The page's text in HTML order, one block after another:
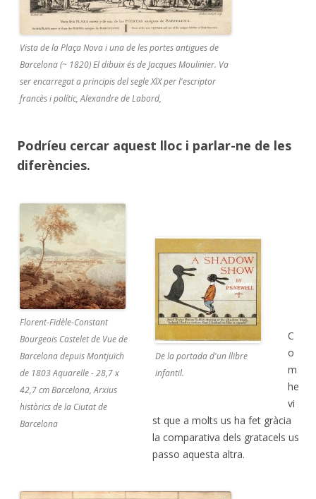
Vista de la Plaça Nova i una de les portes antigues de
Barcelona (~ 1820) El dibuix és de Jacques Moulinier. Va
ser encarregat a principis del segle XlX per l'escriptor
francès i polític, Alexandre de Labord,
Podríeu cercar aquest lloc i parlar-ne de les
diferències.
Florent-Fidèle-Constant
Bourgeois Castelet de Vue de
Barcelona depuis Montjuïch
de 1803 Aquarelle - 28,7 x
42,7 cm Barcelona, Arxius
històrics de la Ciutat de
Barcelona
De la portada d'un llibre
infantil.
C
o
m
he
vi
st que a molts us ha fet gràcia
la comparativa dels gratacels us
passo aquesta altra.